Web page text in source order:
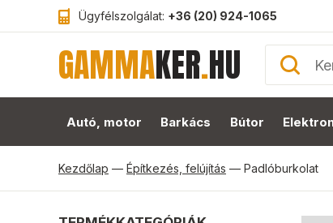
Ügyfélszolgálat: +36 (20) 924-1065
GAMMAKER.HU
Autó, motor Barkács Bútor
Kezdőlap — Építkezés, felújítás — Padlóburkolat